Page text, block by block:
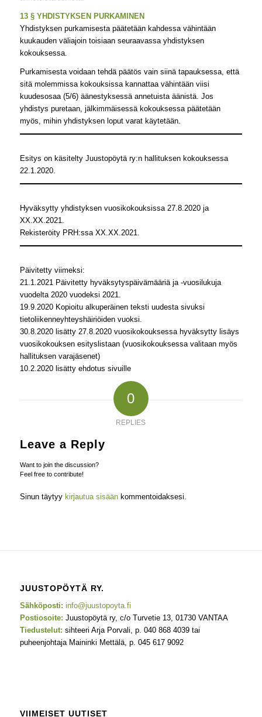
13 § YHDISTYKSEN PURKAMINEN
Yhdistyksen purkamisesta päätetään kahdessa vähintään
kuukauden väliajoin toisiaan seuraavassa yhdistyksen
kokouksessa.
Purkamisesta voidaan tehdä päätös vain siinä tapauksessa, että
sitä molemmissa kokouksissa kannattaa vähintään viisi
kuudesosaa (5/6) äänestyksessä annetuista äänistä. Jos
yhdistys puretaan, jälkimmäisessä kokouksessa päätetään
myös, mihin yhdistyksen loput varat käytetään.
Esitys on käsitelty Juustopöytä ry:n hallituksen kokouksessa
22.1.2020.
Hyväksytty yhdistyksen vuosikokouksissa 27.8.2020 ja
XX.XX.2021.
Rekisteröity PRH:ssa XX.XX.2021.
Päivitetty viimeksi:
21.1.2021 Päivitetty hyväksytyspäivämääriä ja -vuosilukuja
vuodelta 2020 vuodeksi 2021.
19.9.2020 Kopioitu alkuperäinen teksti uudesta sivuksi
tietoliikenneyhteyshäiriöiden vuoksi.
30.8.2020 lisätty 27.8.2020 vuosikokouksessa hyväksytty lisäys
vuosikokouksen esityslistaan (vuosikokouksessa valitaan myös
hallituksen varajäsenet)
10.2.2020 lisätty ehdotus sivuille
0
REPLIES
Leave a Reply
Want to join the discussion?
Feel free to contribute!
Sinun täytyy kirjautua sisäänkommentoidaksesi.
JUUSTOPÖYTÄ RY.
Sähköposti: info@juustopoyta.fi
Postiosoite: Juustopöytä ry, c/o Turvetie 13, 01730 VANTAA
Tiedustelut: sihteeri Arja Porvali, p. 040 868 4039 tai
puheenjohtaja Maininki Mettälä, p. 045 617 9092
VIIMEISET UUTISET